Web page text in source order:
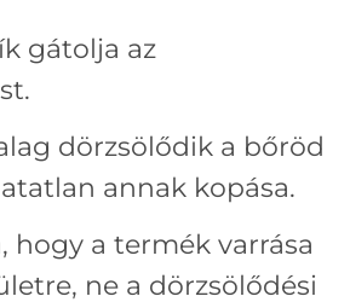
gátolja az
dörzsölődik a bőröd
annak kopása.
hogy a termék varrása
ne a dörzsölődési